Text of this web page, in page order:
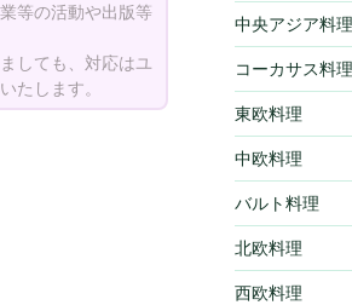
等の活動や出版等
しても、対応はユ
たします。
中央アジア料理
コーカサス料理
東欧料理
中欧料理
バルト料理
北欧料理
西欧料理